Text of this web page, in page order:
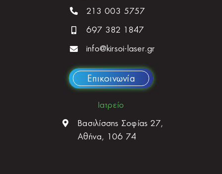
213 003 5757
697 382 1847
info@kirsoi-laser.gr
Επικοινωνία
Ιατρείο
Βασιλίσσης Σοφίας 27,
Αθήνα, 106 74